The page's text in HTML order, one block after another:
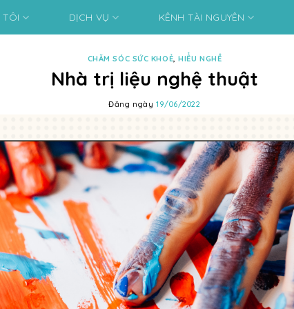
TÔI DỊCH VỤ KÊNH TÀI NGUYÊN
CHĂM SÓC SỨC KHOẺ,HIỂU NGHỀ
Nhà trị liệu nghệ thuật
Đăng ngày 19/06/2022